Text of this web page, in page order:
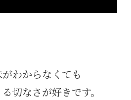
わからなくても
切なさが好きです。